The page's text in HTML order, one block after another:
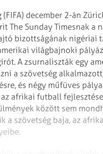
december 2-án
The Sunday Timesnak a
bizottságának
világbajnoki
A zsurnaliszták egy
a szövetség
és négy műfüves
afrikai futball
között sem
a szövetség baja, az